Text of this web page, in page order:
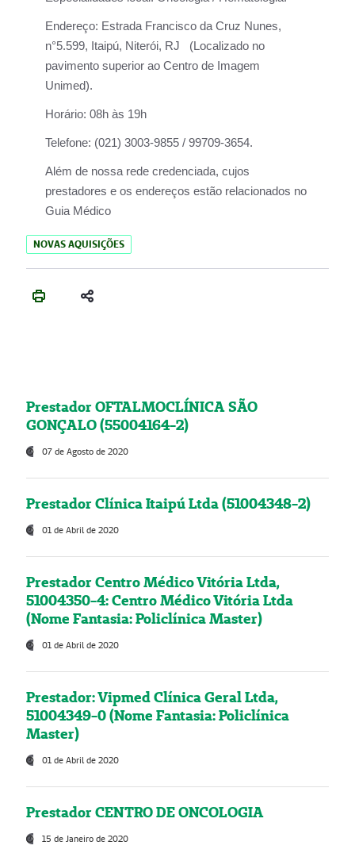
Endereço: Estrada Francisco da Cruz Nunes,
n°5.599, Itaipú, Niterói, RJ (Localizado no
pavimento superior ao Centro de Imagem
Unimed).
Horário: 08h às 19h
Telefone: (021) 3003-9855 / 99709-3654.
Além de nossa rede credenciada, cujos
prestadores e os endereços estão relacionados no
Guia Médico
NOVAS AQUISIÇÕES
Prestador OFTALMOCLÍNICA SÃO
GONÇALO (55004164-2)
07 de Agosto de 2020
Prestador Clínica Itaipú Ltda (51004348-2)
01 de Abril de 2020
Prestador Centro Médico Vitória Ltda,
51004350-4: Centro Médico Vitória Ltda
(Nome Fantasia: Policlínica Master)
01 de Abril de 2020
Prestador: Vipmed Clínica Geral Ltda,
51004349-0 (Nome Fantasia: Policlínica
Master)
01 de Abril de 2020
Prestador CENTRO DE ONCOLOGIA
15 de Janeiro de 2020